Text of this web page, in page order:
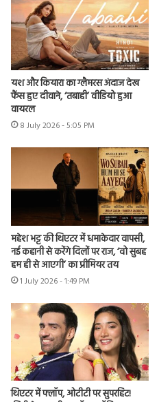
यश और कियारा का ग्लैमरस अंदाज देख
फैंस हुए दीवाने, ‘तबाही’ वीडियो हुआ
वायरल
8 July 2026 - 5:05 PM
महेश भट्ट की थिएटर में धमाकेदार वापसी,
नई कहानी से करेंगे दिलों पर राज, ‘वो सुबह
हम ही से आएगी’ का प्रीमियर तय
1 July 2026 - 1:49 PM
थिएटर में फ्लॉप, ओटीटी पर सुपरहिट!